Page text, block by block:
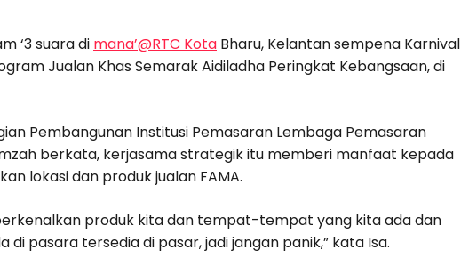
‘3 suara di mana’@RTC Kota Bharu, Kelantan sempena Karnival
Jualan Khas Semarak Aidiladha Peringkat Kebangsaan, di
Pembangunan Institusi Pemasaran Lembaga Pemasaran
berkata, kerjasama strategik itu memberi manfaat kepada
lokasi dan produk jualan FAMA.
produk kita dan tempat-tempat yang kita ada dan
pasara tersedia di pasar, jadi jangan panik,” kata Isa.